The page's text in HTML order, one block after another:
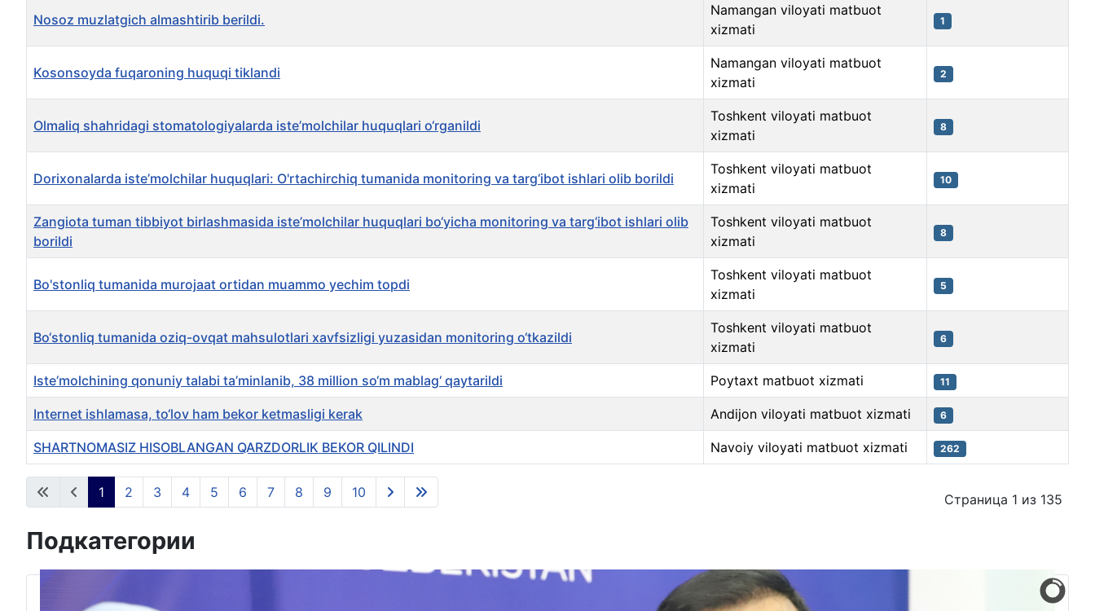
Материалы
Nosoz muzlatgich almashtirib berildi.
Namangan viloyati matbuot
xizmati
1
Kosonsoyda fuqaroning huquqi tiklandi
Namangan viloyati matbuot
xizmati
2
Olmaliq shahridagi stomatologiyalarda iste’molchilar huquqlari o‘rganildi
Toshkent viloyati matbuot
xizmati
8
Dorixonalarda iste’molchilar huquqlari: O'rtachirchiq tumanida monitoring va targ‘ibot ishlari olib borildi
Toshkent viloyati matbuot
xizmati
10
Zangiota tuman tibbiyot birlashmasida iste’molchilar huquqlari bo‘yicha monitoring va targ‘ibot ishlari olib
borildi
Toshkent viloyati matbuot
xizmati
8
Bo'stonliq tumanida murojaat ortidan muammo yechim topdi
Toshkent viloyati matbuot
xizmati
5
Bo‘stonliq tumanida oziq-ovqat mahsulotlari xavfsizligi yuzasidan monitoring o‘tkazildi
Toshkent viloyati matbuot
xizmati
6
Iste’molchining qonuniy talabi ta’minlanib, 38 million so‘m mablag‘ qaytarildi Poytaxt matbuot xizmati 11
Internet ishlamasa, to‘lov ham bekor ketmasligi kerak Andijon viloyati matbuot xizmati 6
SHARTNOMASIZ HISOBLANGAN QARZDORLIK BEKOR QILINDI Navoiy viloyati matbuot xizmati 262
Страница 1 из 135
1 2 3 4 5 6 7 8 9 10
Подкатегории